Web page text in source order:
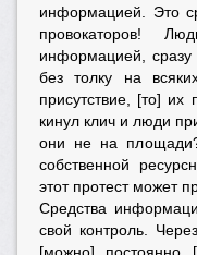
информацией. Это
провокаторов!
информацией, сразу
без толку на
присутствие, [то] их
кинул клич и люди
они не на
собственной
этот протест может
Средства
свой контроль.